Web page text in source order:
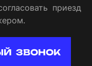
приезд
ЗВОНОК